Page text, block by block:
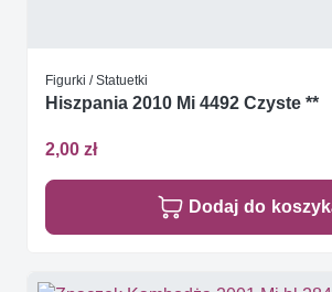
Figurki / Statuetki
Hiszpania 2010 Mi 4492 Czyste **
2,00 zł
Dodaj do